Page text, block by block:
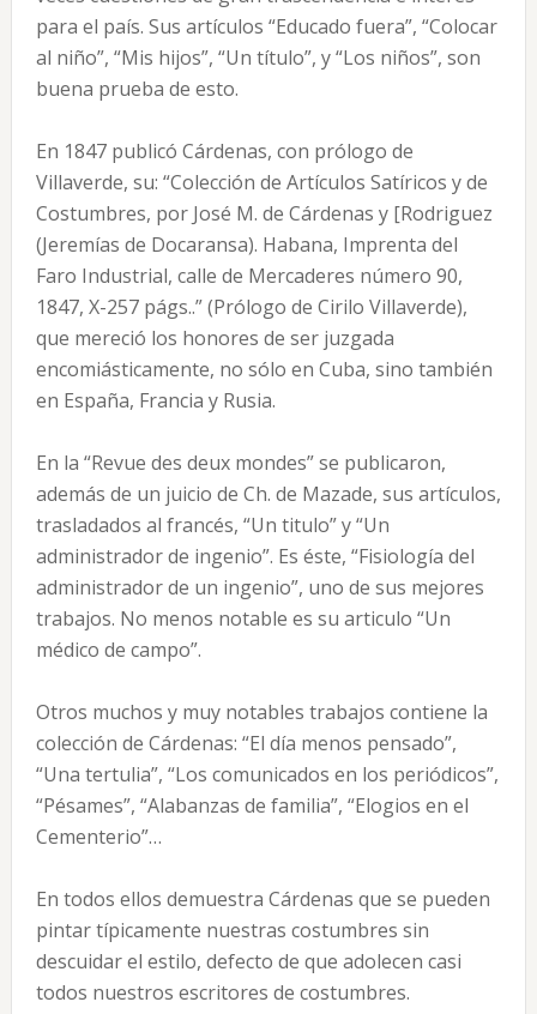
para el país. Sus artículos “Educado fuera”, “Colocar
al niño”, “Mis hijos”, “Un título”, y “Los niños”, son
buena prueba de esto.
En 1847 publicó Cárdenas, con prólogo de
Villaverde, su: “Colección de Artículos Satíricos y de
Costumbres, por José M. de Cárdenas y [Rodriguez
(Jeremías de Docaransa). Habana, Imprenta del
Faro Industrial, calle de Mercaderes número 90,
1847, X-257 págs..” (Prólogo de Cirilo Villaverde),
que mereció los honores de ser juzgada
encomiásticamente, no sólo en Cuba, sino también
en España, Francia y Rusia.
En la “Revue des deux mondes” se publicaron,
además de un juicio de Ch. de Mazade, sus artículos,
trasladados al francés, “Un titulo” y “Un
administrador de ingenio”. Es éste, “Fisiología del
administrador de un ingenio”, uno de sus mejores
trabajos. No menos notable es su articulo “Un
médico de campo”.
Otros muchos y muy notables trabajos contiene la
colección de Cárdenas: “El día menos pensado”,
“Una tertulia”, “Los comunicados en los periódicos”,
“Pésames”, “Alabanzas de familia”, “Elogios en el
Cementerio”…
En todos ellos demuestra Cárdenas que se pueden
pintar típicamente nuestras costumbres sin
descuidar el estilo, defecto de que adolecen casi
todos nuestros escritores de costumbres.